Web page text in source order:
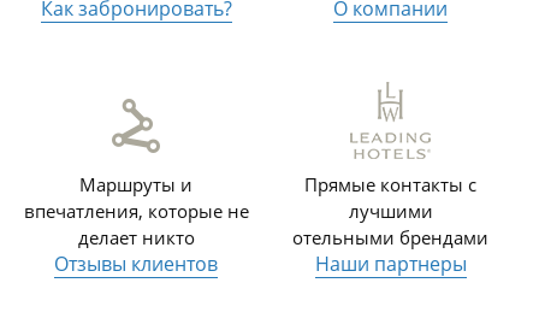
Как забронировать? О компании
Маршруты и
впечатления, которые не
делает никто
Отзывы клиентов
Прямые контакты с
лучшими
отельными брендами
Наши партнеры